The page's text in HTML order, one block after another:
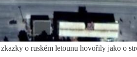
o ruském letounu hovořily jako